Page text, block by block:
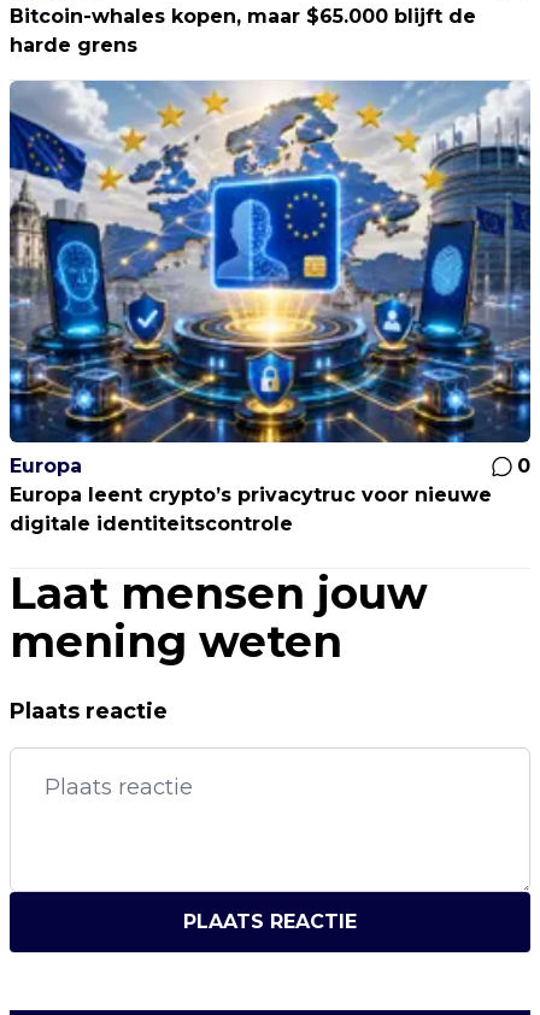
Bitcoin-whales kopen, maar $65.000 blijft de
harde grens
Europa
0
Europa leent crypto’s privacytruc voor nieuwe
digitale identiteitscontrole
Laat mensen jouw
mening weten
Plaats reactie
PLAATS REACTIE